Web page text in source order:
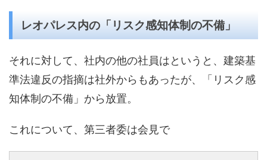
レオパレス内の「リスク感知体制の不備」
それに対して、社内の他の社員はというと、建築基
準法違反の指摘は社外からもあったが、「リスク感
知体制の不備」から放置。
これについて、第三者委は会見で